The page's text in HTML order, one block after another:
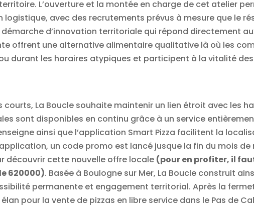
L’ouverture et la montée en charge de cet atelier
logistique, avec des recrutements prévus à mesure que le
d’innovation territoriale qui répond directement
offrent une alternative alimentaire qualitative là où les
durant les horaires atypiques et participent à la vitalité
La Boucle souhaite maintenir un lien étroit avec les
sont disponibles en continu grâce à un service
ainsi que l’application Smart Pizza facilitent la
un code promo est lancé jusque la fin du mois de
découvrir cette nouvelle offre locale (pour en profiter, il
620000). Basée à Boulogne sur Mer, La Boucle construit
permanente et engagement territorial. Après la
pour la vente de pizzas en libre service dans le Pas de